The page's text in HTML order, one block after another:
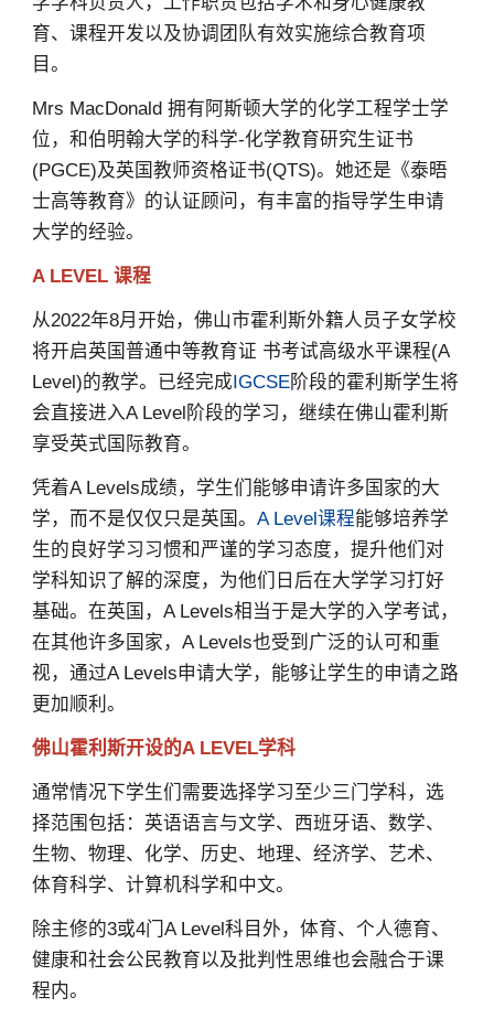
育、课程开发以及协调团队有效实施综合教育项
目。
Mrs MacDonald 拥有阿斯顿大学的化学工程学士学
位，和伯明翰大学的科学-化学教育研究生证书
(PGCE)及英国教师资格证书(QTS)。她还是《泰晤
士高等教育》的认证顾问，有丰富的指导学生申请
大学的经验。
A LEVEL 课程
从2022年8月开始，佛山市霍利斯外籍人员子女学校
将开启英国普通中等教育证 书考试高级水平课程(A
Level)的教学。已经完成IGCSE阶段的霍利斯学生将
会直接进入A Level阶段的学习，继续在佛山霍利斯
享受英式国际教育。
凭着A Levels成绩，学生们能够申请许多国家的大
学，而不是仅仅只是英国。 A Level课程能够培养学
生的良好学习习惯和严谨的学习态度，提升他们对
学科知识了解的深度，为他们日后在大学学习打好
基础。在英国，A Levels相当于是大学的入学考试，
在其他许多国家，A Levels也受到广泛的认可和重
视，通过A Levels申请大学，能够让学生的申请之路
更加顺利。
佛山霍利斯开设的A LEVEL学科
通常情况下学生们需要选择学习至少三门学科，选
择范围包括：英语语言与文学、西班牙语、数学、
生物、物理、化学、历史、地理、经济学、艺术、
体育科学、计算机科学和中文。
除主修的3或4门A Level科目外，体育、个人德育、
健康和社会公民教育以及批判性思维也会融合于课
程内。